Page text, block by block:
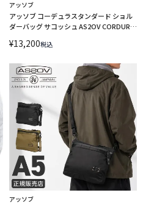
アッソブ
アッソブ コーデュラスタンダード ショル
ダーバッグ サコッシュ AS2OV CORDURA
¥13,200税込
アッソブ